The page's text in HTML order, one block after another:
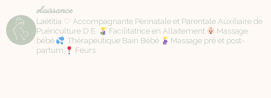
olaissance
Laëtitia ♡ Accompagnante Périnatale et Parentale Auxiliaire de
Puériculture D.E.
Facilitatrice en Allaitement
Massage
bébé
Thérapeutique Bain Bébé
Massage pré et post-
partum
Feurs